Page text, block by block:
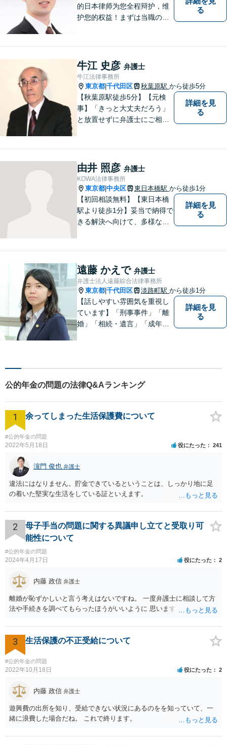
的日本律师为您全程辩护，维
护您的权益！まずは当職の直
さい。
る
牛江 史彦 弁護士
牛江法律事務所
東京都 千代田区 秋葉原駅 から徒歩5分
【秋葉原駅徒歩5分】【元検
事】「きっと大丈夫だろう」
と放置せずに弁護士にご相談
弁護に尽力いたします。
詳細を見
る
由井 照彦 弁護士
KOWA法律事務所
東京都 中央区 東日本橋駅 から徒歩1分
【初回相談無料】【東日本橋
駅より徒歩1分】妥当で納得で
きる解決へ向けて、多様な法
会の現実感を大事にしていま
す。【企業勤務経験あり】
【夜間土日相談可】
詳細を見
る
遠藤 かえで 弁護士
弁護士法人遠藤綜合法律事務所
東京都 千代田区 淡路町駅 から徒歩1分
【話しやすい雰囲気を重視し
ています】「刑事事件」「離
婚」「相続・遺言」「成年後
談可】【オンライン相談可】
【即日・夜間接見対応】【淡
路町駅1分】
詳細を見
る
公的年金の問題の法律Q&Aランキング
1 余ってしまった生活保護費について
#公的年金の問題
2022年5月18日 役にたった 241
濵門 俊也 弁護士
違法にはなりません。貯金できているということは、しっかり地に足
の着いた堅実な生活をしている証といえます。
2
母子手当の問題に関する異議申し立てと受取り可
能性について
#公的年金の問題
2024年4月17日 役にたった 2
内藤 政信 弁護士
離婚が恥ずかしいと言う考えはないですね。 一度弁護士に相談して方
法や手続きを調べてもらったほうがいいように 思います。
3 生活保護の不正受給について
#公的年金の問題
2022年10月18日 役にたった 2
内藤 政信 弁護士
遊興費の出所を知り、受給できない状況にあるのをを知っていて、一
緒に浪費した場合だね。 これで終ります。